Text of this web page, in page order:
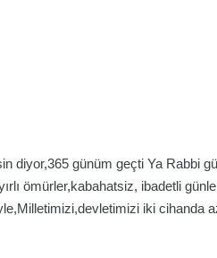
diyor,365 günüm geçti Ya Rabbi
ömürler,kabahatsiz, ibadetli
iki cihanda